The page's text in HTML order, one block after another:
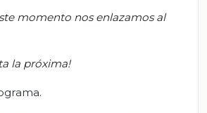
momento nos enlazamos al
la próxima!